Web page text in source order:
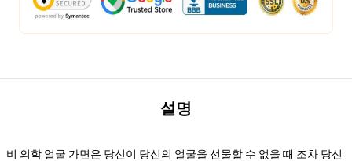
설명
비 의학 얼굴 가면은 당신이 당신의 얼굴을 선물할 수 없을 때 조차 당신